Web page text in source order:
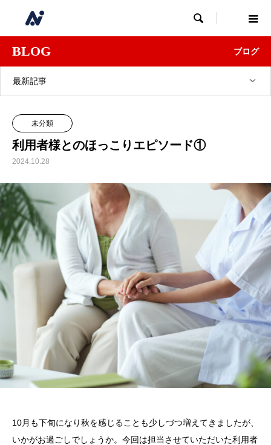

BLOG ブログ
最新記事
未分類
利用者様とのほっこりエピソード①
2024.10.28
10月も下旬になり秋を感じることも少しづつ増えてきましたが、
いかがお過ごしでしょうか。今回は担当させていただいた利用者